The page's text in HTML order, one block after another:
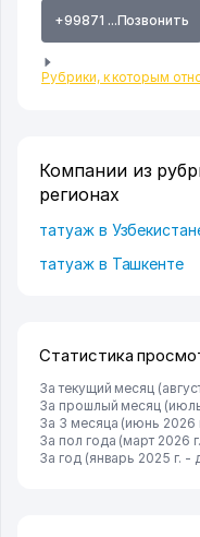
+99871 ...Позвонить
Рубрики, к которым
Компании из
регионах
татуаж в
татуаж в Ташкенте
Статистика
За текущий месяц
За прошлый месяц (июль
За 3 месяца (июнь 2026
За пол года (март 2026
За год (январь 2025 г. -